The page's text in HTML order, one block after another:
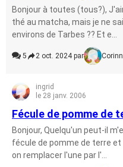
Bonjour à toutes (tous?),
thé au matcha, mais je ne
environs de Tarbes ?? Et e...
5 2 oct. 2024 par
ingrid
le 28 janv. 2006
Fécule de pomme de
Bonjour, Quelqu'un peut-il
fécule de pomme de terre
on remplacer l'une par l'...